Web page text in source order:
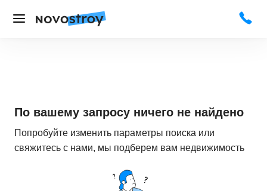
По вашему запросу ничего не найдено
Попробуйте изменить параметры поиска или
свяжитесь с нами, мы подберем вам недвижимость